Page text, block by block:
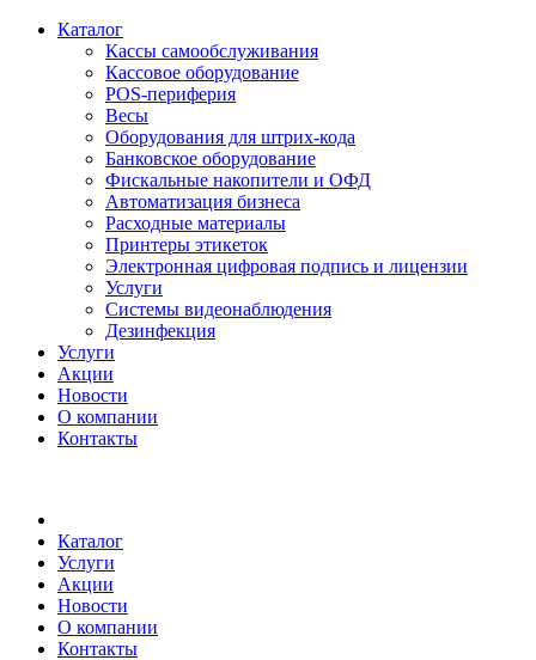
Каталог
Кассы самообслуживания
Кассовое оборудование
POS-периферия
Весы
Оборудования для штрих-кода
Банковское оборудование
Фискальные накопители и ОФД
Автоматизация бизнеса
Расходные материалы
Принтеры этикеток
Электронная цифровая подпись и лицензии
Услуги
Системы видеонаблюдения
Дезинфекция
Услуги
Акции
Новости
О компании
Контакты
Каталог
Услуги
Акции
Новости
О компании
Контакты